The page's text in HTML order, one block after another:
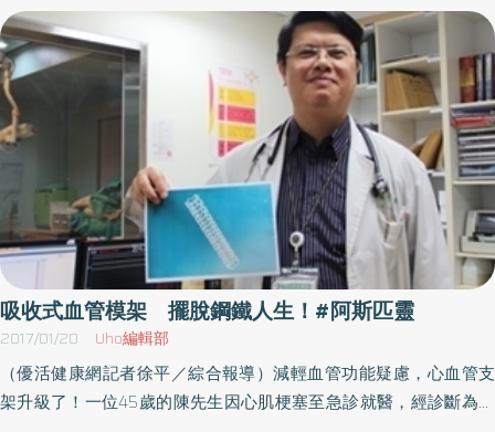
阿斯匹靈常見副作用包括腸胃道出血、腸胃不舒服、皮下出血、牙
齦出血等，有些副作用是可以忍受，但如果嚴重胃出血，患者很可
能解黑便，或變得極度虛弱，上述70歲年長者就是這樣的情況。患
者一出現嚴重胃出血，必須進行照胃鏡、輸血等緊急處置，此時也
要暫停使用所有抗血小板藥物，才能避免胃出血惡化。趙雅琴主任
指出，與阿斯匹靈相比，新型抗血小板藥物雖然也可能產生出血等
副作用，但副作用出現比率、輕重程度相對輕微許多，患者若使用
阿斯匹靈而出現副作用、不舒服症狀，可以和醫師討論是否需要換
藥，或尋求其他改善策略。趙雅琴主任提醒，雖然阿斯匹靈可能產
生出血等副作用，但民眾千萬不要一出現不舒服就自行停藥。一旦
自行停藥，中風風險就會大幅增加。趙雅琴主任也叮嚀，中風高風
險群想預防中風，除了規律服用抗血小板藥物，飲食也要盡量清
淡、適度運動，重點是不要抽菸。（文章授權提供／健康醫療網）
診心房顫動後，卻依舊服用阿斯匹靈預防中風，不久後還是中風
了！去年台灣發布的亞洲人心房顫動治療指引中指出：研究顯示，
亞洲人在心房顫動預防中風上，最適合透過新型口服抗凝血劑預防
中風，比起阿斯匹靈與傳統抗凝血劑可邁丁，預防中風的效果更
好，且整體出血風險低於百分之一。然而，估計目前還有四分之一
的心房顫動患者依舊使用阿斯匹靈，恐面臨嚴重的中風風險。心房
顫動 多數合併高血壓、胃潰瘍、肝功能指數較差隨著高齡化社會
的到來，心房顫動的人口也隨之增加，目前台灣約有40萬心房顫動
病患，以65歲以上的老年人為主，馬偕紀念醫院心臟內科李應湘醫
師指出，這些患者多數還合併有高血壓、胃潰瘍、肝功能指數較差
等會增加出血風險的疾病，因此，在預防中風時，更需選擇安全性
高的新型口服抗凝血劑。國內最新的研究顯示，早晚各一次的新型
口服抗凝血劑，在血中的濃度較穩定，且腸胃道出血的風險也更
小。此外，若是年紀較大的患者，手腳容易無力、不靈活，跌倒的
風險也較高，研究發現，社區中65歲以上的老人每年跌倒的發生率
吸收式血管模架 擺脫鋼鐵人生！#阿斯匹靈
2017/01/20 Uho編輯部
（優活健康網記者徐平／綜合報導）減輕血管功能疑慮，心血管支
架升級了！一位45歲的陳先生因心肌梗塞至急診就醫，經診斷為右